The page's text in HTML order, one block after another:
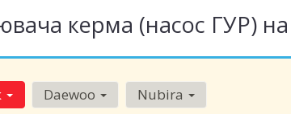
керма (насос ГУР)
Daewoo Nubira